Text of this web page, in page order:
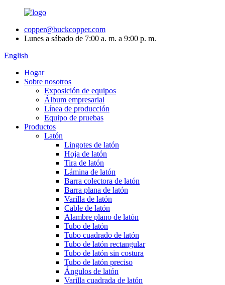
copper@buckcopper.com
Lunes a sábado de 7:00 a. m. a 9:00 p. m.
English
Hogar
Sobre nosotros
Exposición de equipos
Álbum empresarial
Línea de producción
Equipo de pruebas
Productos
Latón
Lingotes de latón
Hoja de latón
Tira de latón
Lámina de latón
Barra colectora de latón
Barra plana de latón
Varilla de latón
Cable de latón
Alambre plano de latón
Tubo de latón
Tubo cuadrado de latón
Tubo de latón rectangular
Tubo de latón sin costura
Tubo de latón preciso
Ángulos de latón
Varilla cuadrada de latón